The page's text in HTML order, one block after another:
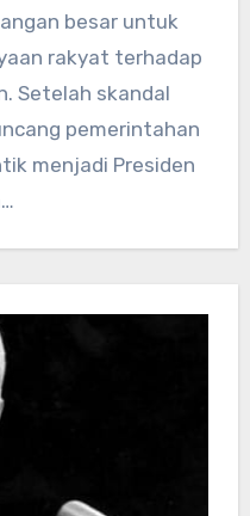
besar untuk
rakyat terhadap
Setelah skandal
pemerintahan
menjadi Presiden